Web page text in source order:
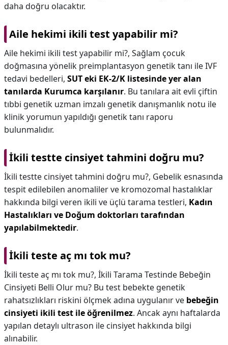
daha doğru olacaktır.
Aile hekimi ikili test yapabilir mi?
Aile hekimi ikili test yapabilir mi?, Sağlam çocuk
doğmasına yönelik preimplantasyon genetik tanı ile IVF
tedavi bedelleri, SUT eki EK-2/K listesinde yer alan
tanılarda Kurumca karşılanır. Bu tanılara ait evli çiftin
tıbbi genetik uzman imzalı genetik danışmanlık notu ile
klinik yorumun yapıldığı genetik tanı raporu
bulunmalıdır.
İkili testte cinsiyet tahmini doğru mu?
İkili testte cinsiyet tahmini doğru mu?, Gebelik esnasında
tespit edilebilen anomaliler ve kromozomal hastalıklar
hakkında bilgi veren ikili ve üçlü tarama testleri, Kadın
Hastalıkları ve Doğum doktorları tarafından
yapılabilmektedir.
İkili teste aç mı tok mu?
İkili teste aç mı tok mu?, İkili Tarama Testinde Bebeğin
Cinsiyeti Belli Olur mu? Bu test bebekte genetik
rahatsızlıkları riskini ölçmek adına uygulanır ve bebeğin
cinsiyeti ikili test ile öğrenilmez. Ancak aynı haftalarda
yapılan detaylı ultrason ile cinsiyet hakkında bilgi
alınabilir.